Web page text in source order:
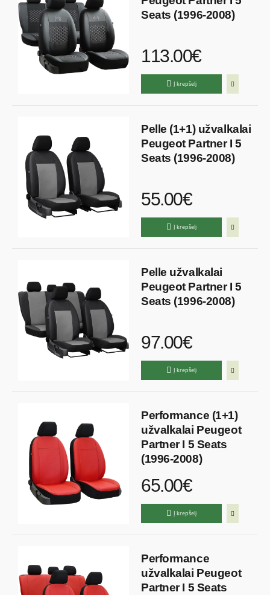
Seats (1996-2008)
113.00€
Į krepšelį
Pelle (1+1) užvalkalai
Peugeot Partner I 5
Seats (1996-2008)
55.00€
Į krepšelį
Pelle užvalkalai
Peugeot Partner I 5
Seats (1996-2008)
97.00€
Į krepšelį
Performance (1+1)
užvalkalai Peugeot
Partner I 5 Seats
(1996-2008)
65.00€
Į krepšelį
Performance
užvalkalai Peugeot
Partner I 5 Seats